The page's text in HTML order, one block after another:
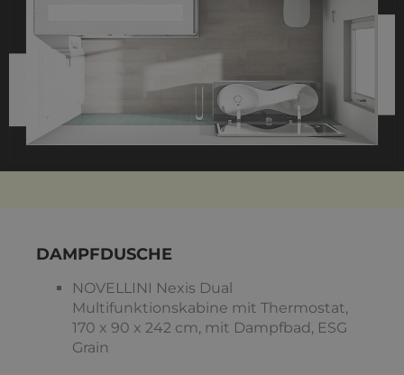
DAMPFDUSCHE
NOVELLINI Nexis Dual
Multifunktionskabine mit Thermostat,
170 x 90 x 242 cm, mit Dampfbad, ESG
Grain